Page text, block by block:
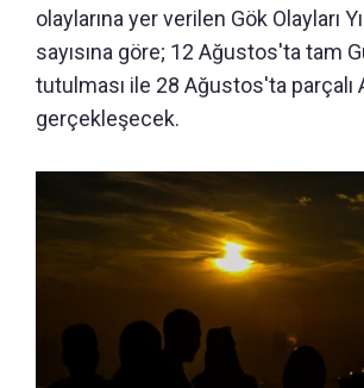
olaylarına yer verilen Gök Olayları
sayısına göre; 12 Ağustos'ta tam
tutulması ile 28 Ağustos'ta parçalı
gerçekleşecek.